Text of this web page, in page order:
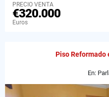
PRECIO VENTA
€320.000
Euros
Piso Reformado
En: